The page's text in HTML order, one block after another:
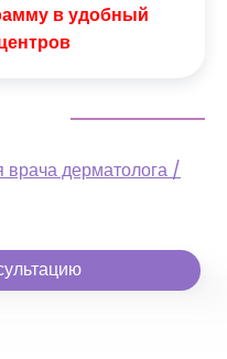
в удобный
врача дерматолога /